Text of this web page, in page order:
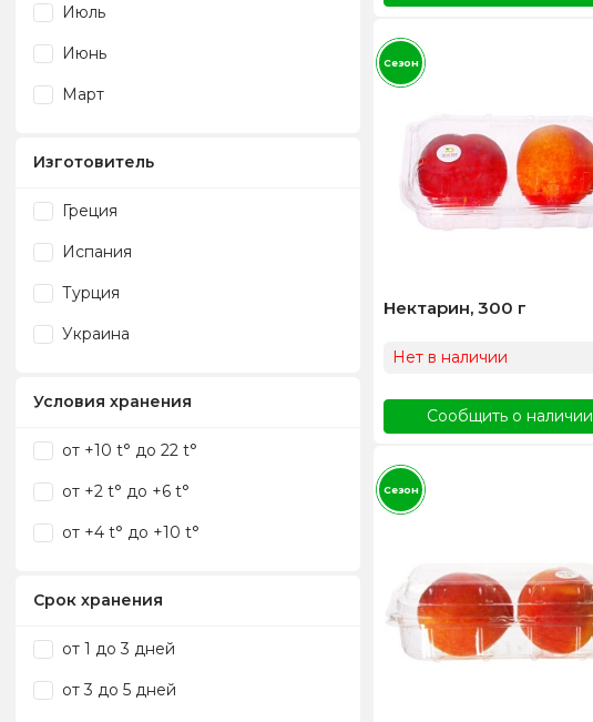
Июль
Июнь
Март
Изготовитель
Греция
Испания
Турция
Украина
Условия хранения
от +10 t° до 22 t°
от +2 t° до +6 t°
от +4 t° до +10 t°
Срок хранения
от 1 до 3 дней
от 3 до 5 дней
Нектарин, 300 г
Нет в наличии
Сообщить о наличии
Сезон
Сезон